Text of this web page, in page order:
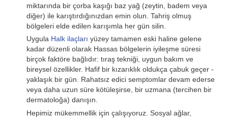
miktarında bir çorba kaşığı baz yağ (zeytin, badem veya
diğer) ile karıştırdığınızdan emin olun. Tahriş olmuş
bölgeleri elde edilen karışımla her gün silin.
Uygula Halk ilaçları yüzey tamamen eski haline gelene
kadar düzenli olarak Hassas bölgelerin iyileşme süresi
birçok faktöre bağlıdır: tıraş tekniği, uygun bakım ve
bireysel özellikler. Hafif bir kızarıklık oldukça çabuk geçer -
yaklaşık bir gün. Rahatsız edici semptomlar devam ederse
veya daha uzun süre kötüleşirse, bir uzmana (tercihen bir
dermatoloğa) danışın.
Hepimiz mükemmellik için çalışıyoruz. Sosyal ağlar,